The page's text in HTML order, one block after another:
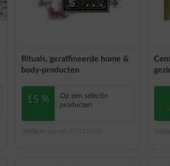
Rituals, geraffineerde home &
body-producten
15 %
Op een selectie
producten